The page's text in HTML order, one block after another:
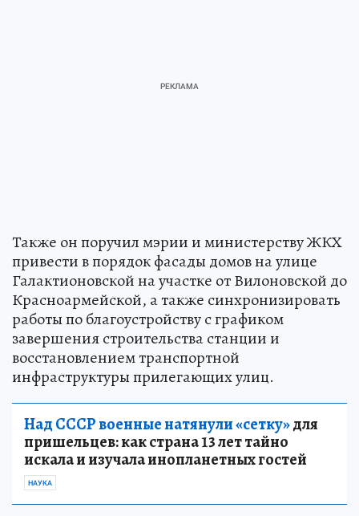
Также он поручил мэрии и министерству ЖКХ
привести в порядок фасады домов на улице
Галактионовской на участке от Вилоновской до
Красноармейской, а также синхронизировать
работы по благоустройству с графиком
завершения строительства станции и
восстановлением транспортной
инфраструктуры прилегающих улиц.
Над СССР военные натянули «сетку»для
пришельцев: как страна 13 лет тайно
искала и изучала инопланетных гостей
НАУКА